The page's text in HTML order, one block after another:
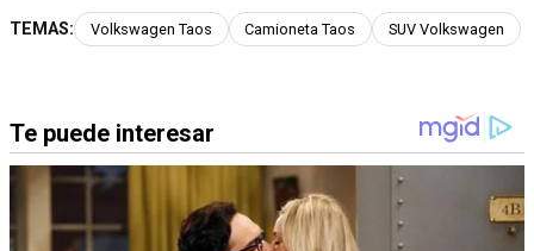
TEMAS: Volkswagen Taos Camioneta Taos SUV Volkswagen